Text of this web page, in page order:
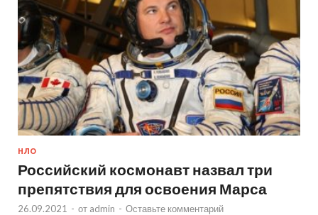
НЛО
Российский космонавт назвал три
препятствия для освоения Марса
26.09.2021 - от admin - Оставьте комментарий